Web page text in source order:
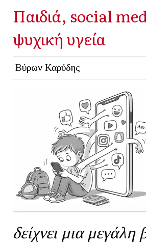
Παιδιά, social
ψυχική υγεία
Βύρων Καρύδης
δείχνει μια μεγάλη